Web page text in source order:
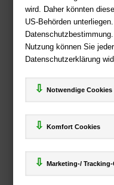
wird. Daher könnten
US-Behörden
Nutzung können Sie
Datenschutzerklärung
Notwendige Cookies
Komfort Cookies
Marketing-/
Zahlweisen